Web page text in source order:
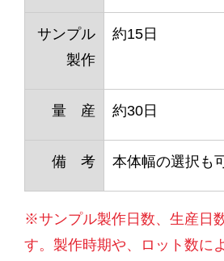
サンプル
製作
約15日
量 産 約30日
備 考 本体幅の選択も
※サンプル製作日数、生産日
す。製作時期や、ロット数に